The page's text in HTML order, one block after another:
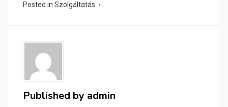
Posted in Szolgáltatás
Published by admin